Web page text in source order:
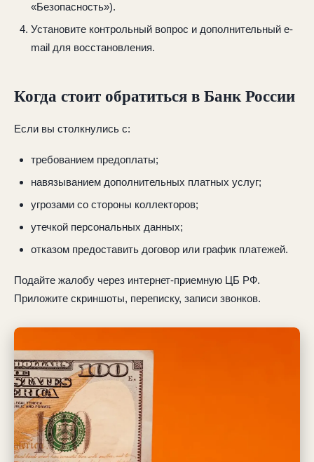
«Безопасность»).
Установите контрольный вопрос и дополнительный e-
mail для восстановления.
Когда стоит обратиться в Банк России
Если вы столкнулись с:
требованием предоплаты;
навязыванием дополнительных платных услуг;
угрозами со стороны коллекторов;
утечкой персональных данных;
отказом предоставить договор или график платежей.
Подайте жалобу через интернет-приемную ЦБ РФ.
Приложите скриншоты, переписку, записи звонков.